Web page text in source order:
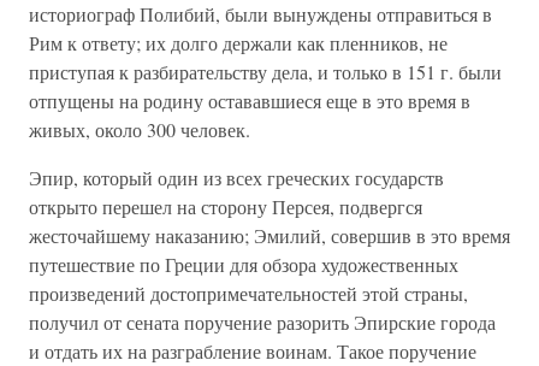
историограф Полибий, были вынуждены отправиться в
Рим к ответу; их долго держали как пленников, не
приступая к разбирательству дела, и только в 151 г. были
отпущены на родину остававшиеся еще в это время в
живых, около 300 человек.
Эпир, который один из всех греческих государств
открыто перешел на сторону Персея, подвергся
жесточайшему наказанию; Эмилий, совершив в это время
путешествие по Греции для обзора художественных
произведений достопримечательностей этой страны,
получил от сената поручение разорить Эпирские города
и отдать их на разграбление воинам. Такое поручение